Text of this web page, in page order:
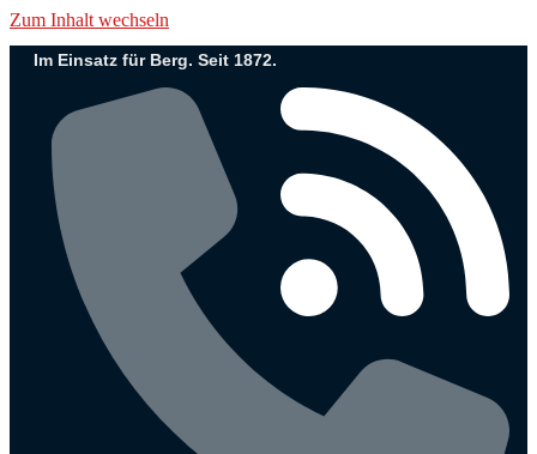
Zum Inhalt wechseln
Im Einsatz für Berg. Seit 1872.